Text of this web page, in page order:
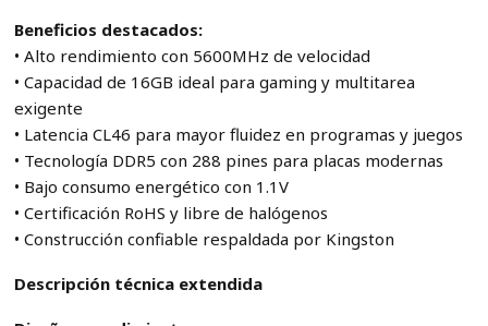
Beneficios destacados:
• Alto rendimiento con 5600MHz de velocidad
• Capacidad de 16GB ideal para gaming y multitarea
exigente
• Latencia CL46 para mayor fluidez en programas y juegos
• Tecnología DDR5 con 288 pines para placas modernas
• Bajo consumo energético con 1.1V
• Certificación RoHS y libre de halógenos
• Construcción confiable respaldada por Kingston
Descripción técnica extendida